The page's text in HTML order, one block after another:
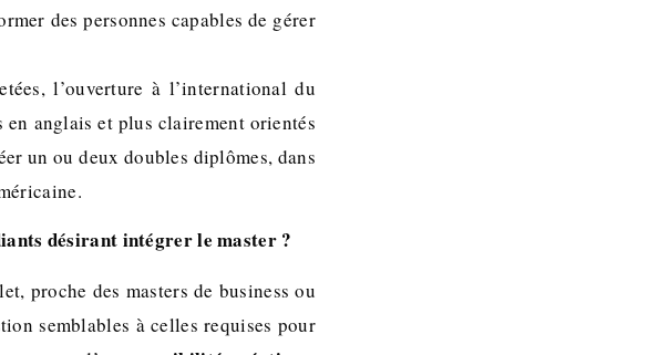
des personnes capables de gérer
l’ouverture à l’international du
en anglais et plus clairement orientés
un ou deux doubles diplômes, dans
désirant intégrer le master ?
proche des masters de business ou
semblables à celles requises pour